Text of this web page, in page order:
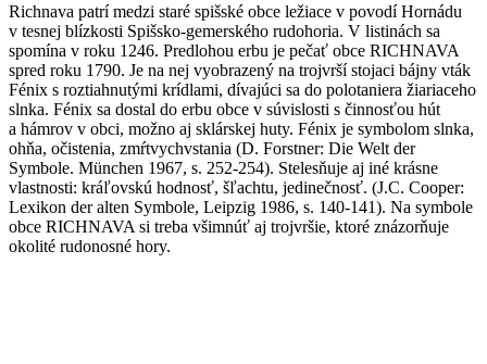
Richnava patrí medzi staré spišské obce ležiace v povodí Hornádu
v tesnej blízkosti Spišsko-gemerského rudohoria. V listinách sa
spomína v roku 1246. Predlohou erbu je pečať obce RICHNAVA
spred roku 1790. Je na nej vyobrazený na trojvrší stojaci bájny vták
Fénix s roztiahnutými krídlami, dívajúci sa do polotaniera žiariaceho
slnka. Fénix sa dostal do erbu obce v súvislosti s činnosťou hút
a hámrov v obci, možno aj sklárskej huty. Fénix je symbolom slnka,
ohňa, očistenia, zmŕtvychvstania (D. Forstner: Die Welt der
Symbole. München 1967, s. 252-254). Stelesňuje aj iné krásne
vlastnosti: kráľovskú hodnosť, šľachtu, jedinečnosť. (J.C. Cooper:
Lexikon der alten Symbole, Leipzig 1986, s. 140-141). Na symbole
obce RICHNAVA si treba všimnúť aj trojvršie, ktoré znázorňuje
okolité rudonosné hory.